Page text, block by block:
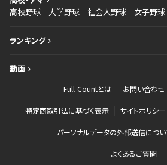
高校野球
大学野球 社会人野球 女子野球
ランキング
動画
Full-Countとは お問い合わせ
特定商取引法に基づく表示 サイトポリシー
パーソナルデータの外部送信につ
よくあるご質問